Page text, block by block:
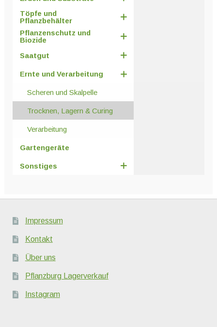
Töpfe und
Pflanzbehälter
Pflanzenschutz und
Biozide
Saatgut
Ernte und Verarbeitung
Scheren und Skalpelle
Trocknen, Lagern & Curing
Verarbeitung
Gartengeräte
Sonstiges
Impressum
Kontakt
Über uns
Pflanzburg Lagerverkauf
Instagram